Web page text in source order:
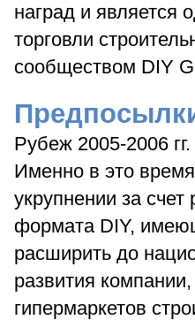
наград и является
торговли
сообществом DIY
Рубеж 2005-2006
Именно в это
укрупнении за
формата DIY,
расширить до
развития
гипермаркетов